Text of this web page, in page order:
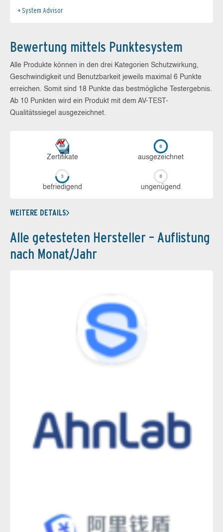
System Advisor
Bewertung mittels Punktesystem
Alle Produkte können in den drei Kategorien Schutzwirkung,
Geschwindigkeit und Benutzbarkeit jeweils maximal 6 Punkte
erreichen. Somit sind 18 Punkte das bestmögliche Testergebnis.
Ab 10 Punkten wird ein Produkt mit dem AV-TEST-
Qualitätssiegel ausgezeichnet.
Zerti­fikate aus­ge­zeich­net
be­frie­di­gend un­ge­nü­gend
WEITERE DETAILS
Alle getesteten Hersteller – Auflistung
nach Monat/Jahr